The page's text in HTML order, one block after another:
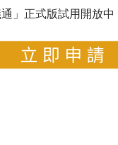
通」正式版試用開放中